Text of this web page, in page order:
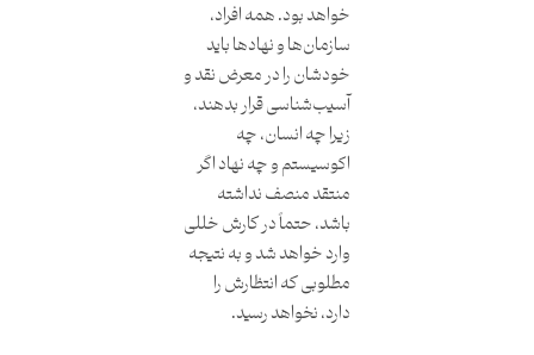
خواهد بود. همه افراد،
سازمان‌ها و نهادها باید
خودشان را در معرض نقد و
آسیب‌شناسی قرار بدهند،
زیرا چه انسان، چه
اکوسیستم و چه نهاد اگر
منتقد منصف نداشته
باشد، حتماً در کارش خللی
وارد خواهد شد و به نتیجه
مطلوبی که انتظارش را
دارد، نخواهد رسید.